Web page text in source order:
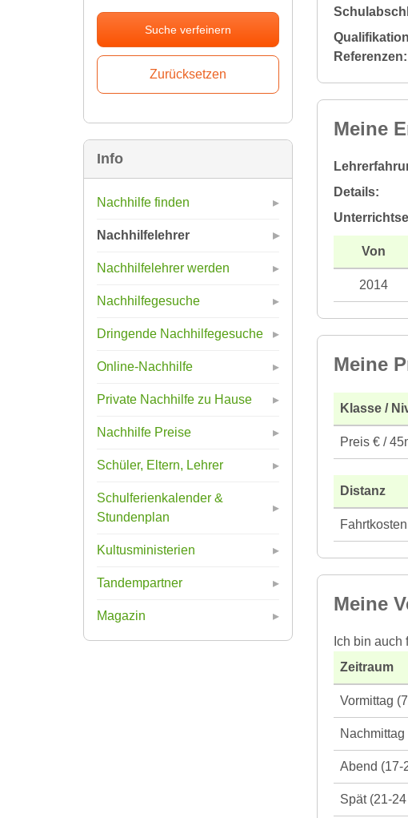
Suche verfeinern
Info
Nachhilfe finden
Nachhilfelehrer
Nachhilfelehrer werden
Nachhilfegesuche
Dringende Nachhilfegesuche
Online-Nachhilfe
Private Nachhilfe zu Hause
Nachhilfe Preise
Schüler, Eltern, Lehrer
Schulferienkalender &
Stundenplan
Kultusministerien
Tandempartner
Magazin
Referenzen:
Meine
Details:
Von
2014
Meine
Klasse /
Preis € /
Distanz
Meine
Ich bin auch
Zeitraum
Vormittag
Abend (17-
Spät (21-